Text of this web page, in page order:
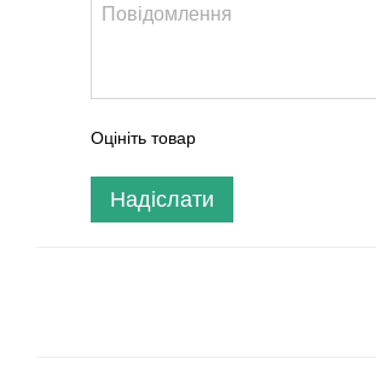
Оцініть товар
Надіслати